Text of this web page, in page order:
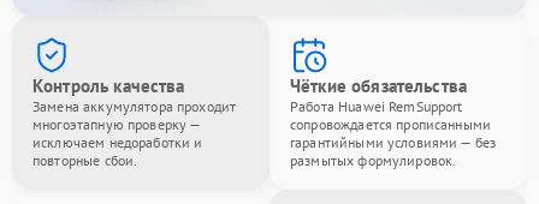
Контроль качества
Замена аккумулятора проходит
многоэтапную проверку —
исключаем недоработки и
повторные сбои.
Чёткие обязательства
Работа Huawei RemSupport
сопровождается прописанными
гарантийными условиями — без
размытых формулировок.